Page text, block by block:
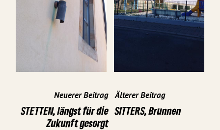
Neuerer Beitrag
STETTEN, längst für die
Zukunft gesorgt
Älterer Beitrag
SITTERS, Brunnen